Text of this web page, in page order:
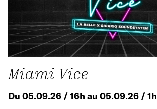
Miami Vice
Du 05.09.26 / 16h au 05.09.26 / 1h